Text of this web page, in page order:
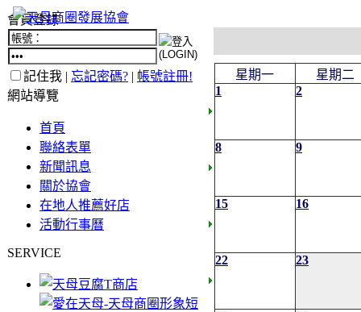
會員登錄
記住我 | 忘記密碼? | 帳號註冊!
網站導覽
首頁
聯絡表單
新聞訊息
關於協會
在地人推薦好店
活動行事曆
SERVICE
星期一
星期二
1
2
8 9
15 16
22 23